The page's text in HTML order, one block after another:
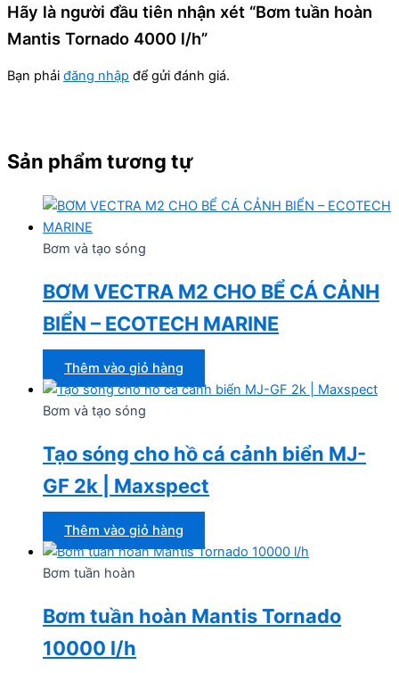
Hãy là người đầu tiên nhận xét “Bơm tuần hoàn
Mantis Tornado 4000 l/h”
Bạn phải đăng nhập để gửi đánh giá.
Sản phẩm tương tự
Bơm và tạo sóng
BƠM VECTRA M2 CHO BỂ CÁ CẢNH
BIỂN – ECOTECH MARINE
Thêm vào giỏ hàng
Bơm và tạo sóng
Tạo sóng cho hồ cá cảnh biển MJ-
GF 2k | Maxspect
Thêm vào giỏ hàng
Bơm tuần hoàn
Bơm tuần hoàn Mantis Tornado
10000 l/h